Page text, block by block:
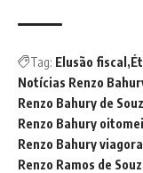
Tag: Elusão fiscal
Notícias Renzo
Renzo Bahury de
Renzo Bahury
Renzo Bahury viagora
Renzo Ramos de